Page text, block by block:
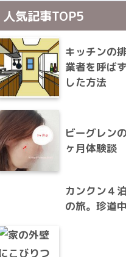
人気記事TOP5
キッチンの
業者を呼ば
した方法
ビーグレン
ヶ月体験談
カンクン４
の旅。珍道